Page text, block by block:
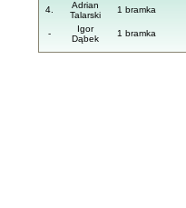
4.
Adrian
Talarski
1 bramka
-
Igor
Dąbek
1 bramka